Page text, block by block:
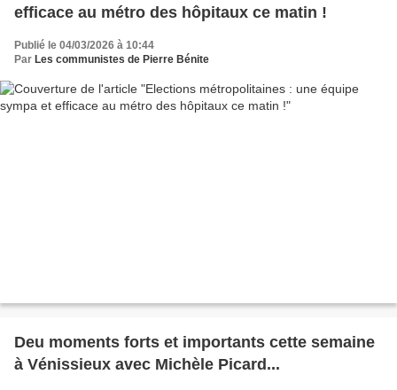
efficace au métro des hôpitaux ce matin !
Publié le 04/03/2026 à 10:44
Par Les communistes de Pierre Bénite
Deu moments forts et importants cette semaine
à Vénissieux avec Michèle Picard...